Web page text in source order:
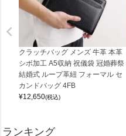
クラッチバッグ メンズ 牛革 本革
シボ加工 A5収納 祝儀袋 冠婚葬祭
結婚式 ループ革紐 フォーマル セ
カンドバッグ 4FB
¥12,650(税込)
ランキング